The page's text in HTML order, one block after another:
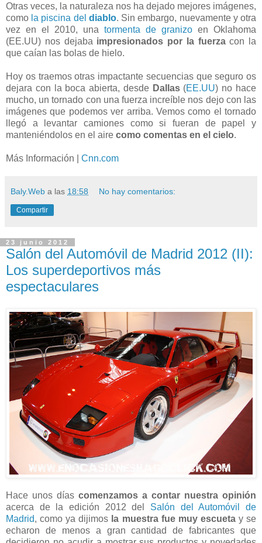
Otras veces, la naturaleza nos ha dejado mejores imágenes,
como la piscina del diablo. Sin embargo, nuevamente y otra
vez en el 2010, una tormenta de granizo en Oklahoma
(EE.UU) nos dejaba impresionados por la fuerzacon la
que caían las bolas de hielo.
Hoy os traemos otras impactante secuencias que seguro os
dejara con la boca abierta, desde Dallas(EE.UU) no hace
mucho, un tornado con una fuerza increíble nos dejo con las
imágenes que podemos ver arriba. Vemos como el tornado
llegó a levantar camiones como si fueran de papel y
manteniéndolos en el aire como comentas en el cielo.
Más Información | Cnn.com
Baly.Web a las 18:58 No hay comentarios:
Compartir
23 junio 2012
Salón del Automóvil de Madrid 2012 (II):
Los superdeportivos más
espectaculares
Hace unos días comenzamos a contar nuestra opinión
acerca de la edición 2012 del Salón del Automóvil de
Madrid, como ya dijimos la muestra fue muy escueta y se
echaron de menos a gran cantidad de fabricantes que